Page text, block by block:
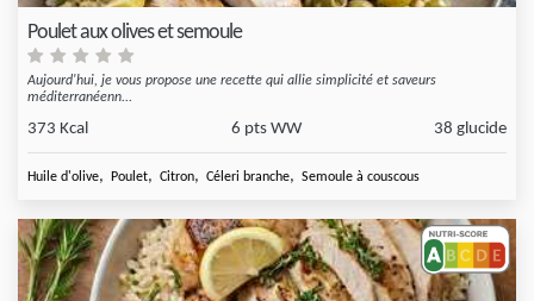
Poulet aux olives et semoule
Aujourd'hui, je vous propose une recette qui allie simplicité et saveurs
méditerranéenn...
373 Kcal 6 pts WW 38 glucide
Huile d'olive, Poulet, Citron, Céleri branche, Semoule à couscous